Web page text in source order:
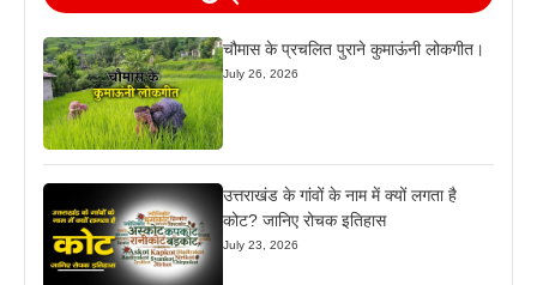
चौमास के प्रचलित पुराने कुमाऊंनी लोकगीत।
July 26, 2026
उत्तराखंड के गांवों के नाम में क्यों लगता है
कोट? जानिए रोचक इतिहास
July 23, 2026